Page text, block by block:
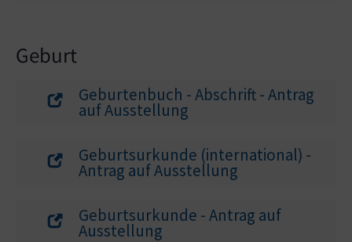
Geburt
Geburtenbuch - Abschrift - Antrag
auf Ausstellung
Geburtsurkunde (international) -
Antrag auf Ausstellung
Geburtsurkunde - Antrag auf
Ausstellung